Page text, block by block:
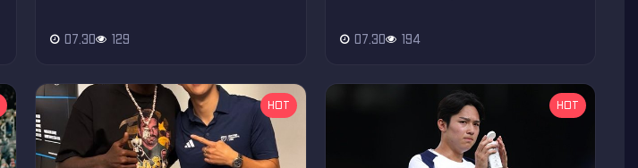
07.30 129 07.30 194
HOT HOT